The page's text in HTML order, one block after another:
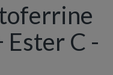
Ester C -